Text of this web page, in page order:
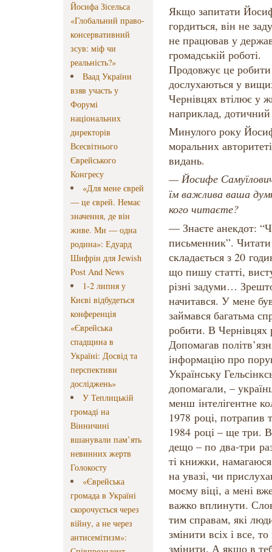
Йосифа Зісельса
«Глобальний право-
консервативний
зсув: міф чи
реальність?»
Ваад України
взяв участь у
Форумі
національних
директорів
Всесвітнього
Єврейського
Конгресу
«Для мене єврей
— це єврей. Немає
значення, де він
живе. Ми — одна
родина»: Едуард
Шифрін для Jewish
Post And News
1-2 липня у
Києві відбудеться
конференція
«Єврейська
спадщина в
Україні: Досвід та
перспективи
досліджень»
У Теплицькій
громаді на
Вінничині
вшанували пам’ять
невинних жертв
Голокосту
«Єврейська
громада в Україні
скорочується через
війну, а не через
антисемітизм»:
Якщо запитати
гордиться, він не
не працював у
громадській роботі.
Продовжує це
дослухаються у
Чернівцях втілює у
наприклад,
Минулого року
моральних
видань.
— Йосифе
їм важлива ваша
кого читаєте?
— Знаєте анекдот:
письменник”.
складається з 20
що пишу статті,
різні задуми…
начитався. У мене
займався багатьма
робити. В Чернівцях
Допомагав
інформацію про
Українську
допомагали, –
менш інтелігентне
1978 році, потрапив
1984 році – ще три.
дещо – по два-три
ті книжки,
на увазі, чи
моєму віці, а мені
важко вплинути.
тим справам, які
змінити всіх і все,
змінити. А якщо в